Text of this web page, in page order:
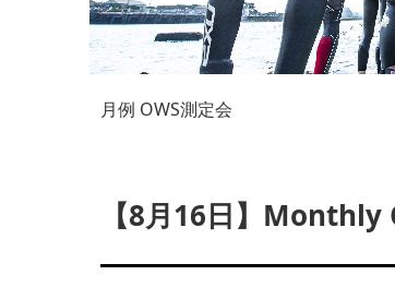
月例 OWS測定会
【8月16日】